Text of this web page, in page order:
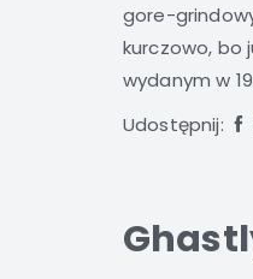
gore-
kurczowo, bo
wydanym w
Udostępnij: